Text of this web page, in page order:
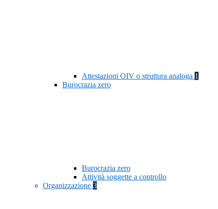
Attestazioni OIV o struttura analoga 1
Burocrazia zero
Burocrazia zero
Attività soggette a controllo
Organizzazione 3